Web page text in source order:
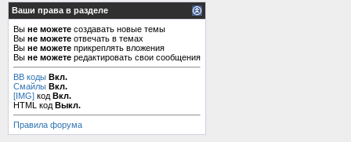
Ваши права в разделе
Вы не можете создавать новые темы
Вы не можете отвечать в темах
Вы не можете прикреплять вложения
Вы не можете редактировать свои сообщения
BB коды Вкл.
Смайлы Вкл.
[IMG] код Вкл.
HTML код Выкл.
Правила форума